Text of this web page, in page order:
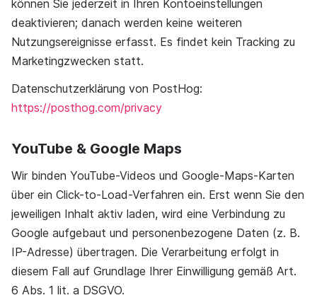
können Sie jederzeit in Ihren Kontoeinstellungen
deaktivieren; danach werden keine weiteren
Nutzungsereignisse erfasst. Es findet kein Tracking zu
Marketingzwecken statt.
Datenschutzerklärung von PostHog:
https://posthog.com/privacy
YouTube & Google Maps
Wir binden YouTube-Videos und Google-Maps-Karten
über ein Click-to-Load-Verfahren ein. Erst wenn Sie den
jeweiligen Inhalt aktiv laden, wird eine Verbindung zu
Google aufgebaut und personenbezogene Daten (z. B.
IP-Adresse) übertragen. Die Verarbeitung erfolgt in
diesem Fall auf Grundlage Ihrer Einwilligung gemäß Art.
6 Abs. 1 lit. a DSGVO.